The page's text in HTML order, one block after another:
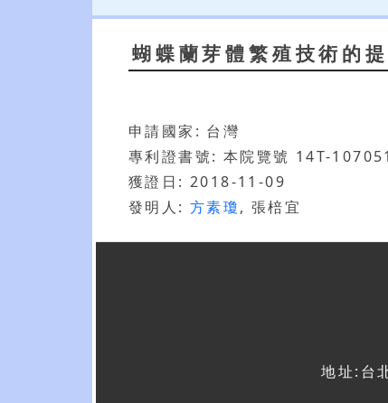
蝴蝶蘭芽體繁殖技術的
申請國家: 台灣
專利證書號: 本院覽號 14T-
獲證日: 2018-11-09
發明人: 方素瓊, 張棓宜
地址:台